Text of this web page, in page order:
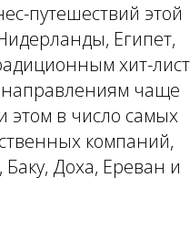
путешествий этой
Египет,
хит-лист
чаще
этом в число самых
компаний,
Доха, Ереван и